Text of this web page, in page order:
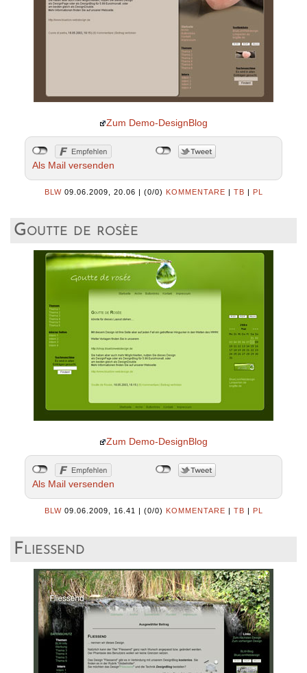
Zum Demo-DesignBlog
Als Mail versenden
BLW 09.06.2009, 20.06 | (0/0) KOMMENTARE | TB | PL
Goutte de rosèe
Zum Demo-DesignBlog
Als Mail versenden
BLW 09.06.2009, 16.41 | (0/0) KOMMENTARE | TB | PL
Fliessend